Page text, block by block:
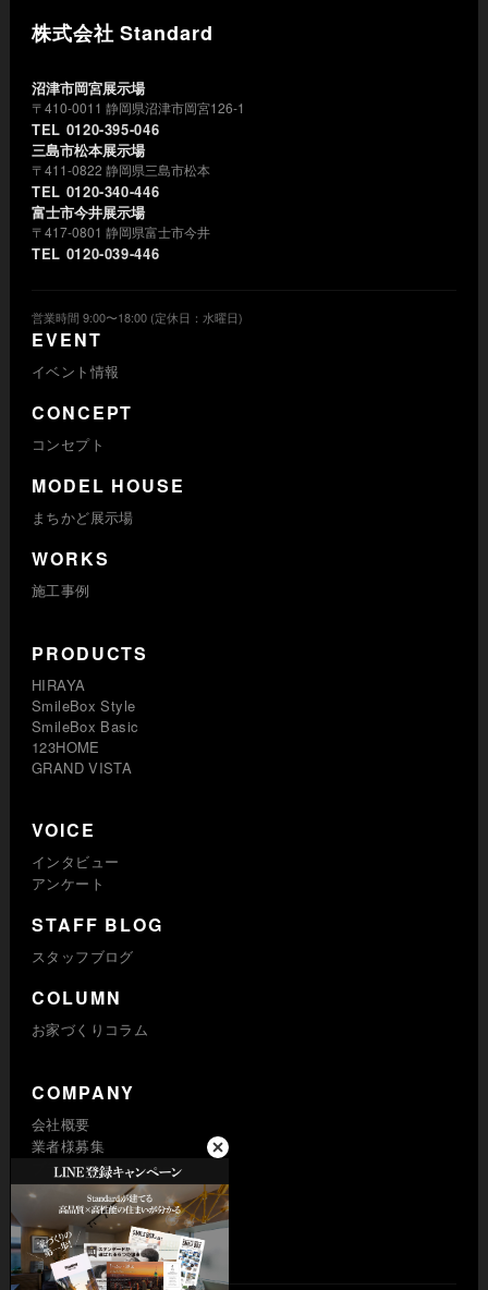
株式会社 Standard
沼津市岡宮展示場
〒410-0011 静岡県沼津市岡宮126-1
TEL 0120-395-046
三島市松本展示場
〒411-0822 静岡県三島市松本
TEL 0120-340-446
富士市今井展示場
〒417-0801 静岡県富士市今井
TEL 0120-039-446
営業時間 9:00〜18:00 (定休日：水曜日)
EVENT
イベント情報
CONCEPT
コンセプト
MODEL HOUSE
まちかど展示場
WORKS
施工事例
PRODUCTS
HIRAYA
SmileBox Style
SmileBox Basic
123HOME
GRAND VISTA
VOICE
インタビュー
アンケート
STAFF BLOG
スタッフブログ
COLUMN
お家づくりコラム
COMPANY
会社概要
業者様募集
プライバシーポリシー
求人採用